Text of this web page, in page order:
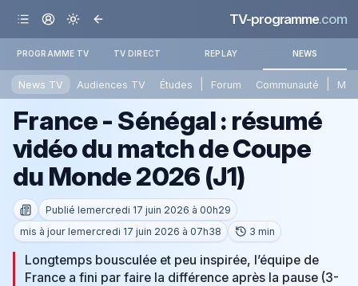
TV-programme.com
PROGRAMME TV TV DIRECT REPLAY NEWS
News TV Audiences TV Études Forum Communauté
France - Sénégal : résumé
vidéo du match de Coupe
du Monde 2026 (J1)
Publié lemercredi 17 juin 2026 à 00h29
mis à jour lemercredi 17 juin 2026 à 07h38 3 min
Longtemps bousculée et peu inspirée, l’équipe de
France a fini par faire la différence après la pause (3-